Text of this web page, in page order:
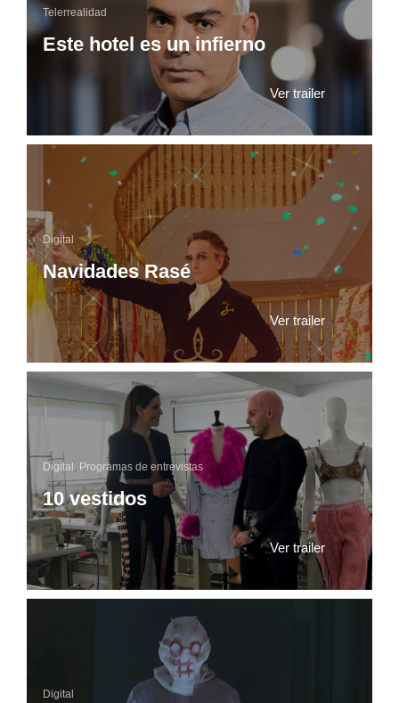
Este hotel es un infierno
Telerrealidad
Ver trailer
Navidades Rasé
Digital
Ver trailer
10 vestidos
Digital , Programas de entrevistas
Ver trailer
Digital